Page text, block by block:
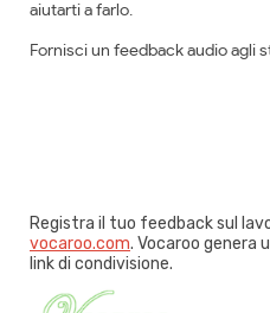
aiutarti a farlo.
Fornisci un feedback audio agli
Registra il tuo feedback sul
vocaroo.com. Vocaroo genera
link di condivisione.